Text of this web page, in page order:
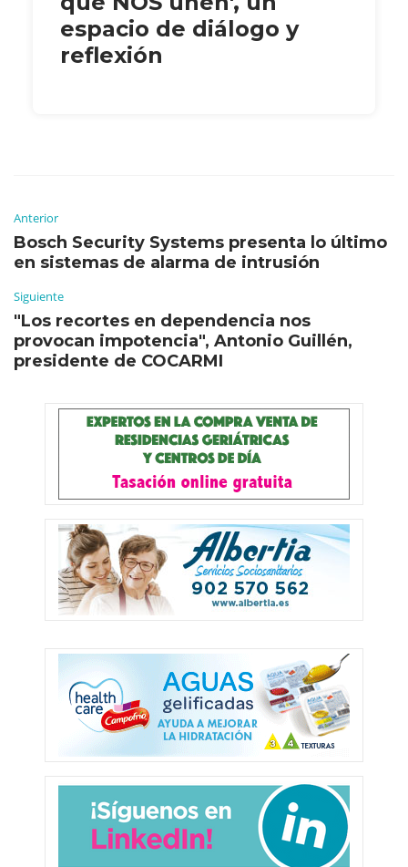
espacio de diálogo y
reflexión
Anterior
Bosch Security Systems presenta lo último
en sistemas de alarma de intrusión
Siguiente
"Los recortes en dependencia nos
provocan impotencia", Antonio Guillén,
presidente de COCARMI